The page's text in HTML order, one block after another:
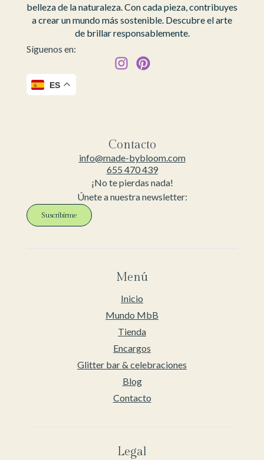
belleza de la naturaleza. Con cada pieza, contribuyes
a crear un mundo más sostenible. Descubre el arte
de brillar responsablemente.
Síguenos en:
ES
Contacto
info@made-bybloom.com
655 470 439
¡No te pierdas nada!
Únete a nuestra newsletter:
Suscribirme
Menú
Inicio
Mundo MbB
Tienda
Encargos
Glitter bar & celebraciones
Blog
Contacto
Legal